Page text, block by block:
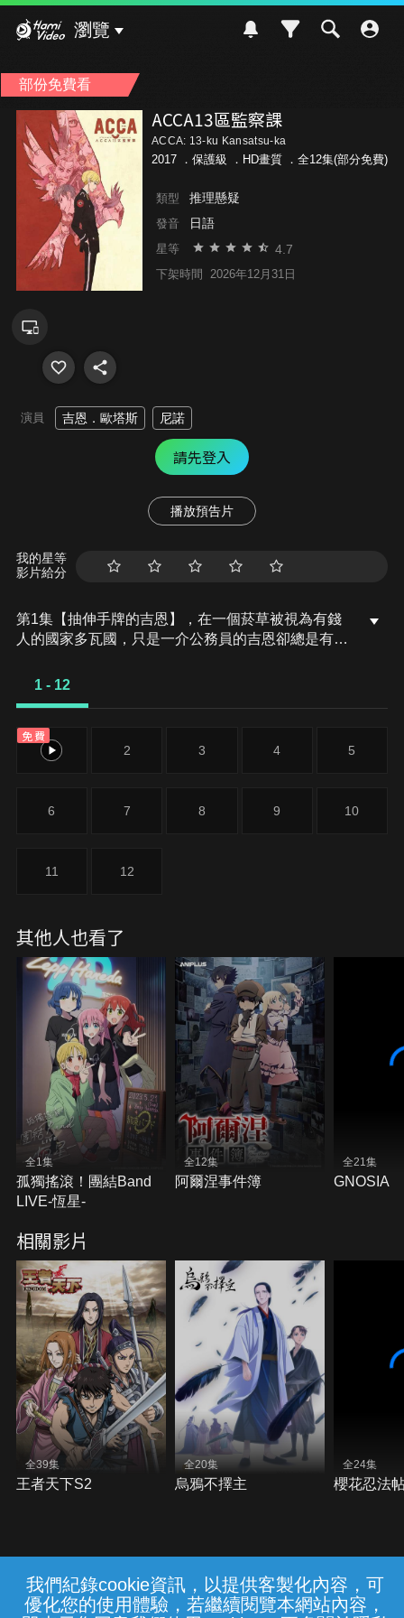
我們紀錄cookie資訊，以提供客製化內容，可
優化您的使用體驗，若繼續閱覽本網站內容，
瀏覽
部份免費看
ACCA13區監察課
ACCA: 13-ku Kansatsu-ka
2017 ． 保護級 ．HD畫質 ．全12集(部分免費)
類型 推理懸疑
發音 日語
星等 4.7
下架時間 2026年12月31日
演員 吉恩．歐塔斯 尼諾
請先登入
播放預告片
我的星等
影片給分
第1集【抽伸手牌的吉恩】，在一個菸草被視為有錢
人的國家多瓦國，只是一介公務員的吉恩卻總是有著
民安，四海昇平的多瓦國，就在此時傳出即將爆發政
1 - 12
免費
1 2 3 4 5
6 7 8 9 10
11 12
其他人也看了
全1集
孤獨搖滾！團結Band
LIVE-恆星-
全12集
阿爾涅事件簿
全21集
GNOSIA
相關影片
全39集
王者天下S2
全20集
烏鴉不擇主
全24集
櫻花忍法
常見問題 線上客服 服務條款 隱私權保護
{{notifyMsg}}